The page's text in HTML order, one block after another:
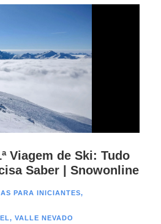
Viagem de Ski: Tudo
Saber | Snowonline
PARA INICIANTES,
, VALLE NEVADO